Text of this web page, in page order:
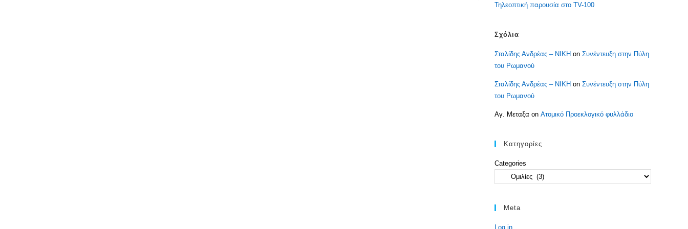
Τηλεοπτική παρουσία στο TV-100
Σχόλια
Σταλίδης Ανδρέας – ΝΙΚΗ on Συνέντευξη στην Πύλη
του Ρωμανού
Σταλίδης Ανδρέας – ΝΙΚΗ on Συνέντευξη στην Πύλη
του Ρωμανού
Αγ. Μεταξα on Ατομικό Προεκλογικό φυλλάδιο
Κατηγορίες
Categories
Meta
Log in